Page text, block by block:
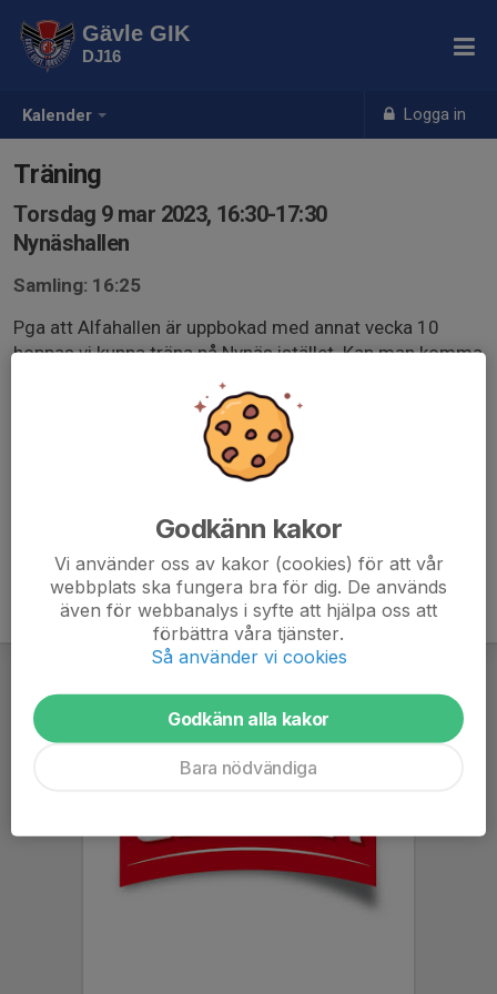
Kalender Logga in
Gävle GIK
DJ16
Träning
Torsdag 9 mar 2023, 16:30-17:30
Nynäshallen
Samling: 16:25
Pga att Alfahallen är uppbokad med annat vecka 10
hoppas vi kunna träna på Nynäs istället. Kan man komma
tidigare och bygga sarg får man gärna det, då får vi mer
speltid. Annars hjälps alla åt att bygga direkt vi kommer
så får vi så mycket speltid som möjligt.
Godkänn kakor
Vi använder oss av kakor (cookies) för att vår
webbplats ska fungera bra för dig. De används
även för webbanalys i syfte att hjälpa oss att
förbättra våra tjänster.
Så använder vi cookies
Godkänn alla kakor
Bara nödvändiga